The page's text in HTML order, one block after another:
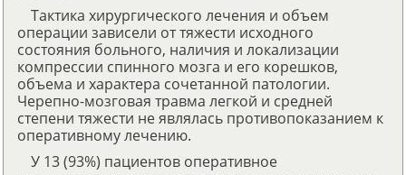
Тактика хирургического лечения и объем
операции зависели от тяжести исходного
состояния больного, наличия и локализации
компрессии спинного мозга и его корешков,
объема и характера сочетанной патологии.
Черепно-мозговая травма легкой и средней
степени тяжести не являлась противопоказанием к
оперативному лечению.
У 13 (93%) пациентов оперативное